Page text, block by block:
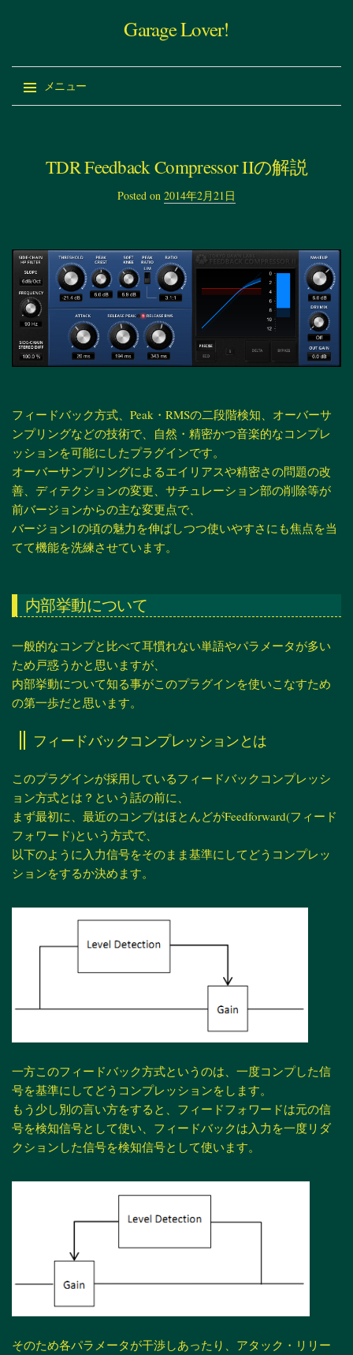
Garage Lover!
メニュー
キ
ッ
プ
TDR Feedback Compressor IIの解説
Posted on 2014年2月21日
フィードバック方式、Peak・RMSの二段階検知、オーバーサ
ンプリングなどの技術で、自然・精密かつ音楽的なコンプレ
ッションを可能にしたプラグインです。
オーバーサンプリングによるエイリアスや精密さの問題の改
善、ディテクションの変更、サチュレーション部の削除等が
前バージョンからの主な変更点で、
バージョン1の頃の魅力を伸ばしつつ使いやすさにも焦点を当
てて機能を洗練させています。
内部挙動について
一般的なコンプと比べて耳慣れない単語やパラメータが多い
ため戸惑うかと思いますが、
内部挙動について知る事がこのプラグインを使いこなすため
の第一歩だと思います。
フィードバックコンプレッションとは
このプラグインが採用しているフィードバックコンプレッシ
ョン方式とは？という話の前に、
まず最初に、最近のコンプはほとんどがFeedforward(フィード
フォワード)という方式で、
以下のように入力信号をそのまま基準にしてどうコンプレッ
ションをするか決めます。
一方このフィードバック方式というのは、一度コンプした信
号を基準にしてどうコンプレッションをします。
もう少し別の言い方をすると、フィードフォワードは元の信
号を検知信号として使い、フィードバックは入力を一度リダ
クションした信号を検知信号として使います。
そのため各パラメータが干渉しあったり、アタック・リリー